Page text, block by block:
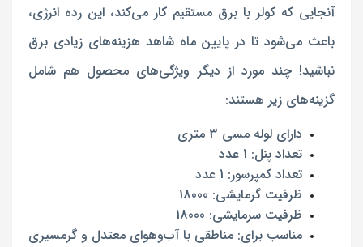
آنجایی که کولر با برق مستقیم کار می‌کند، این رده انرژی،
باعث می‌شود تا در پایین ماه شاهد هزینه‌های زیادی برق
نباشید! چند مورد از دیگر ویژگی‌های محصول هم شامل
گزینه‌های زیر هستند:
دارای لوله مسی 3 متری
تعداد پنل: 1 عدد
تعداد کمپرسور: 1 عدد
ظرفیت گرمایشی: 18000
ظرفیت سرمایشی: 18000
مناسب برای: مناطقی با آب‌وهوای معتدل و گرمسیری